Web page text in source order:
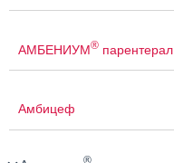
АМБЕНИУМ® парентерал
Амбицеф
®